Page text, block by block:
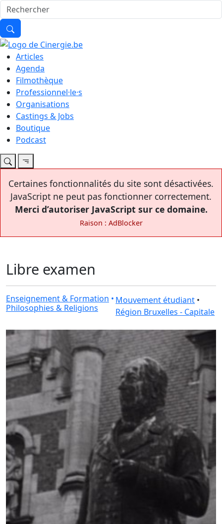
Articles
Agenda
Filmothèque
Professionnel·le·s
Organisations
Castings & Jobs
Boutique
Podcast
Certaines fonctionnalités du site sont désactivées.
JavaScript ne peut pas fonctionner correctement.
Merci d’autoriser JavaScript sur ce domaine.
Raison : AdBlocker
Libre examen
Enseignement & Formation •
Philosophies & Religions
Mouvement étudiant •
Région Bruxelles - Capitale